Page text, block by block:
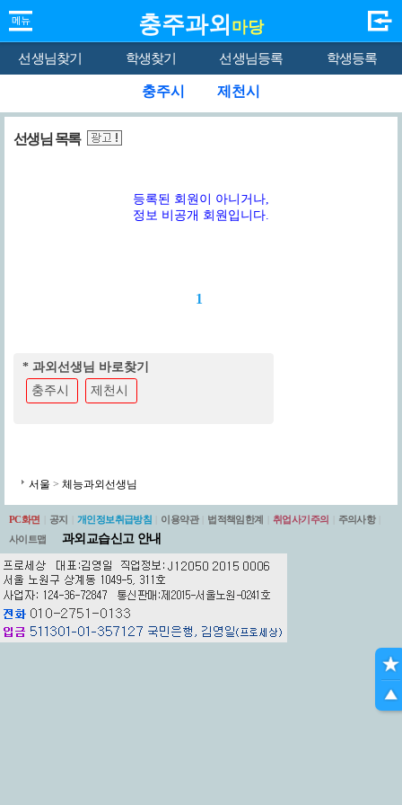
충주과외 마당
선생님찾기 학생찾기 선생님등록 학생등록
충주시 제천시
선생님 목록
등록된 회원이 아니거나,
정보 비공개 회원입니다.
1
* 과외선생님 바로찾기
충주시
제천시
서울 > 체능과외선생님
PC화면 공지 개인정보취급방침 이용약관 법적책임한계 취업사기주의 주의사항
사이트맵
과외교습신고 안내